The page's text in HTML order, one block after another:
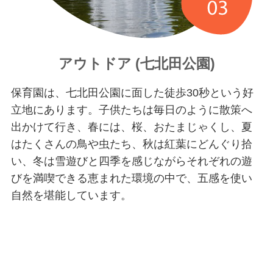
アウトドア (七北田公園)
保育園は、七北田公園に面した徒歩30秒という好
立地にあります。子供たちは毎日のように散策へ
出かけて行き、春には、桜、おたまじゃくし、夏
はたくさんの鳥や虫たち、秋は紅葉にどんぐり拾
い、冬は雪遊びと四季を感じながらそれぞれの遊
びを満喫できる恵まれた環境の中で、五感を使い
自然を堪能しています。